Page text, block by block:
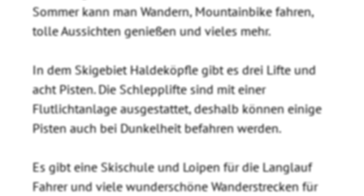
Sommer kann man Wandern, Mountainbike fahren,
tolle Aussichten genießen und vieles mehr.
In dem Skigebiet Haldeköpfle gibt es drei Lifte und
acht Pisten. Die Schlepplifte sind mit einer
Flutlichtanlage ausgestattet, deshalb können einige
Pisten auch bei Dunkelheit befahren werden.
Es gibt eine Skischule und Loipen für die Langlauf
Fahrer und viele wunderschöne Wanderstrecken für